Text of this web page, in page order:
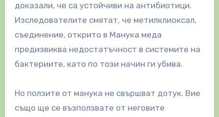
доказали, че са устойчиви на антибиотици.
Изследователите смятат, че метилклиоксал,
съединение, открито в Манука меда
предизвиква недостатъчност в системите на
бактериите, като по този начин ги убива.
Но ползите от манука не свършват дотук. Вие
също ще се възползвате от неговите